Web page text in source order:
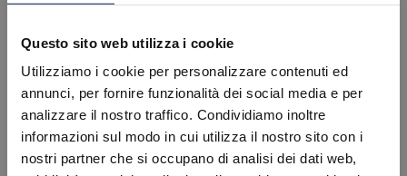
Questo sito web utilizza i cookie
Utilizziamo i cookie per personalizzare contenuti ed
annunci, per fornire funzionalità dei social media e per
analizzare il nostro traffico. Condividiamo inoltre
informazioni sul modo in cui utilizza il nostro sito con i
nostri partner che si occupano di analisi dei dati web,
Peugeot208